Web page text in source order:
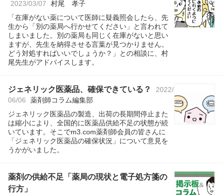
2023/03/07 村尾 孝子
「在庫がない薬について医師に疑義照会したら、先
生から「別の薬局へ行かせてください」と言われて
しまいました。別の薬局も同じく在庫がないと思い
ますが、先生を納得させる言葉が見つかりません。
どう対処すればいいでしょうか？」との相談に、村
尾先生がアドバイスします。
ジェネリック医薬品、確保できている？
2022/
06/06
薬剤師コラム編集部
ジェネリック医薬品の製造、出荷の長期間停止また
は縮小により、全国的に医薬品供給不足の状態が続
いています。そこでm3.com薬剤師会員の皆さんに
「ジェネリック医薬品の確保状況」について意見を
うかがいました。
薬剤の供給不足「薬局の現状と電子処方箋の
行方」